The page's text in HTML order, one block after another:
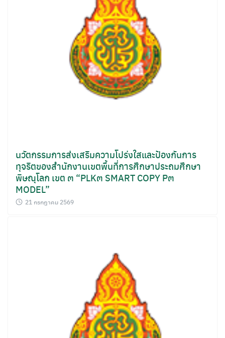
นวัตกรรมการส่งเสริมความโปร่งใสและป้องกันการ
ทุจริตของสำนักงานเขตพื้นที่การศึกษาประถมศึกษา
พิษณุโลก เขต ๓ “PLK๓ SMART COPY P๓
MODEL”
21 กรกฎาคม 2569